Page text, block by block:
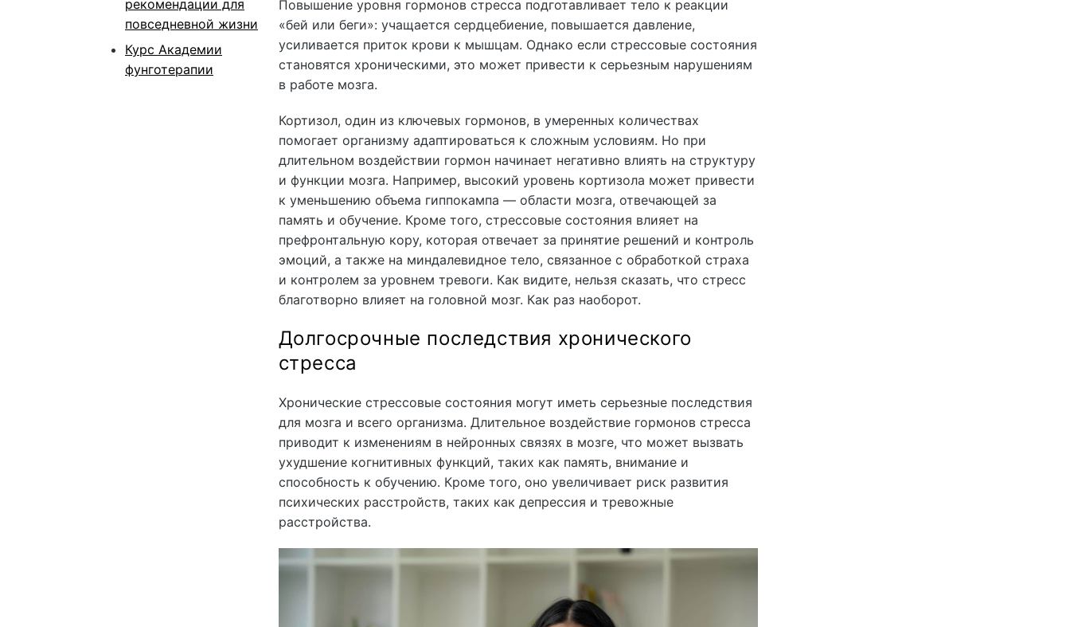
рекомендации для
повседневной жизни
Курс Академии
фунготерапии
Повышение уровня гормонов стресса подготавливает тело к реакции
«бей или беги»: учащается сердцебиение, повышается давление,
усиливается приток крови к мышцам. Однако если стрессовые состояния
становятся хроническими, это может привести к серьезным нарушениям
в работе мозга.
Кортизол, один из ключевых гормонов, в умеренных количествах
помогает организму адаптироваться к сложным условиям. Но при
длительном воздействии гормон начинает негативно влиять на структуру
и функции мозга. Например, высокий уровень кортизола может привести
к уменьшению объема гиппокампа — области мозга, отвечающей за
память и обучение. Кроме того, стрессовые состояния влияет на
префронтальную кору, которая отвечает за принятие решений и контроль
эмоций, а также на миндалевидное тело, связанное с обработкой страха
и контролем за уровнем тревоги. Как видите, нельзя сказать, что стресс
благотворно влияет на головной мозг. Как раз наоборот.
Долгосрочные последствия хронического
стресса
Хронические стрессовые состояния могут иметь серьезные последствия
для мозга и всего организма. Длительное воздействие гормонов стресса
приводит к изменениям в нейронных связях в мозге, что может вызвать
ухудшение когнитивных функций, таких как память, внимание и
способность к обучению. Кроме того, оно увеличивает риск развития
психических расстройств, таких как депрессия и тревожные
расстройства.